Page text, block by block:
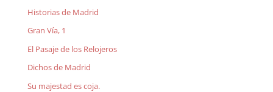
Historias de Madrid
Gran Vía, 1
El Pasaje de los Relojeros
Dichos de Madrid
Su majestad es coja.